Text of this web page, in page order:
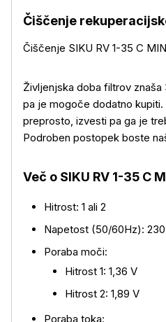
Čiščenje
Čiščenje SIKU RV 1-35 C
Življenjska doba filtrov
pa je mogoče dodatno
preprosto, izvesti pa ga je
Podroben postopek boste
Več o SIKU RV 1-35 C
Hitrost: 1 ali 2
Napetost (50/60Hz):
Poraba moči:
Hitrost 1: 1,36 V
Hitrost 2: 1,89 V
Poraba toka: